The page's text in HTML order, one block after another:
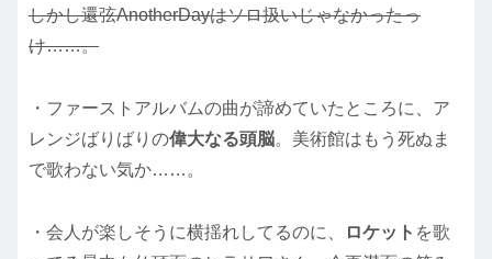
しかし還弦AnotherDayはソロ扱いじゃなかったっ
け……。
・ファーストアルバムの曲が諦めていたところに、ア
レンジばりばりの偉大なる頭脳。美術館はもう死ぬま
で歌わない気か……。
・会人が楽しそうに横揺れしてるのに、 ロケット を歌